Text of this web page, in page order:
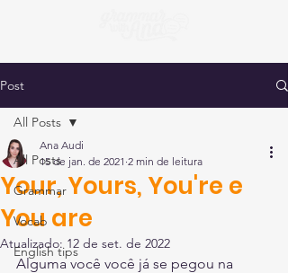
Post
All Posts
Grammar
Vocab
English tips
All Posts
Your, Yours, You're e
You are
Ana Audi
15 de jan. de 2021 2 min de leitura
Atualizado: 12 de set. de 2022
Alguma você você já se pegou na